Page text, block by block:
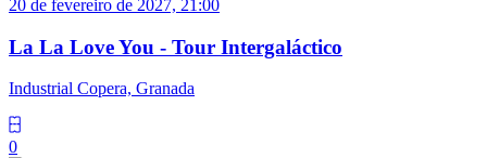
20 de fevereiro de 2027, 21:00
La La Love You - Tour Intergaláctico
Industrial Copera, Granada
0